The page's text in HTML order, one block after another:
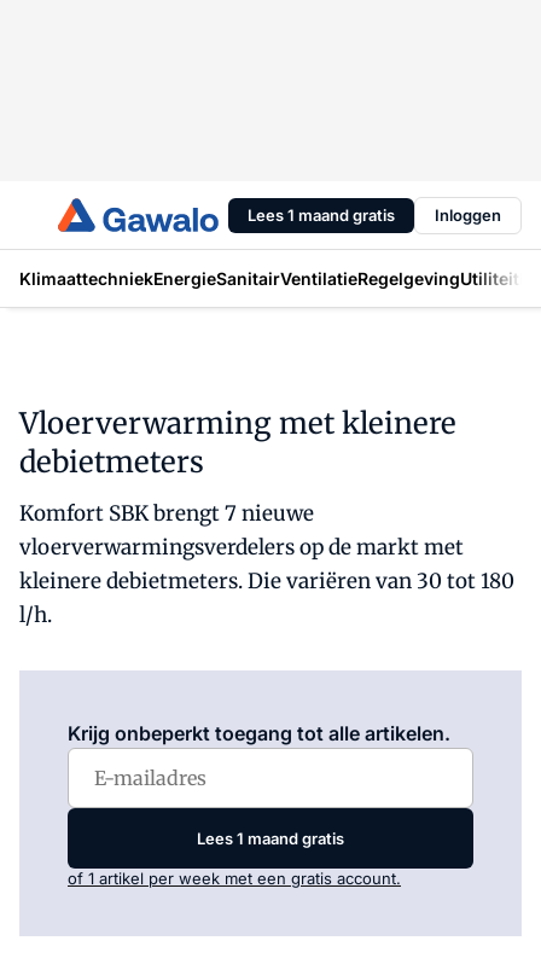
Lees 1 maand gratis Inloggen
KlimaattechniekEnergieSanitairVentilatieRegelgevingUtiliteit
Vloerverwarming met kleinere
debietmeters
Komfort SBK brengt 7 nieuwe
vloerverwarmingsverdelers op de markt met
kleinere debietmeters. Die variëren van 30 tot 180
l/h.
Krijg onbeperkt toegang tot alle artikelen.
Lees 1 maand gratis
of 1 artikel per week met een gratis account.